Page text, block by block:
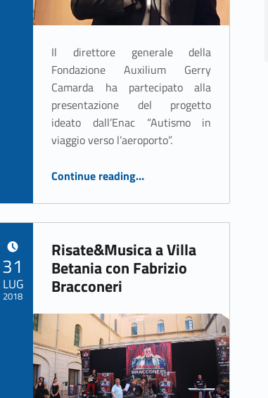
Il direttore generale della
Fondazione Auxilium Gerry
Camarda ha partecipato alla
presentazione del progetto
ideato dall’Enac “Autismo in
viaggio verso l’aeroporto”.
Continue reading…
Risate&Musica a Villa
Betania con Fabrizio
Bracconeri
31
LUG
2018